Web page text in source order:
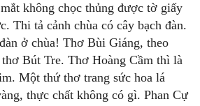
không chọc thủng được tờ giấy
Thi tả cảnh chùa có cây bạch đàn.
ở chùa! Thơ Bùi Giáng, theo
Bút Tre. Thơ Hoàng Cầm thì là
Một thứ thơ trang sức hoa lá
thực chất không có gì. Phan Cự